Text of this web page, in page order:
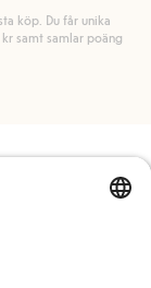
köp. Du får unika
samt samlar poäng